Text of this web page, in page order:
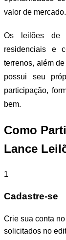
valor de mercado.
Os leilões de
residenciais e
terrenos, além
possui seu
participação,
bem.
Como
Lance
1
Cadastre-se
Crie sua conta
solicitados no